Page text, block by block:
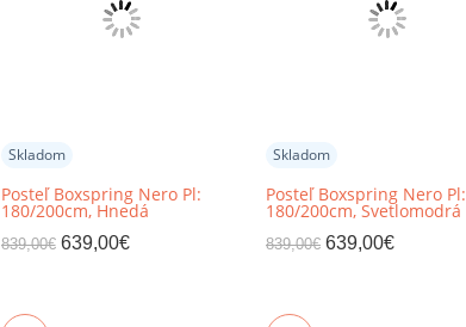
Skladom
Posteľ Boxspring Nero Pl:
180/200cm, Hnedá
839,00€ 639,00€
Skladom
Posteľ Boxspring Nero Pl:
180/200cm, Svetlomodrá
839,00€ 639,00€